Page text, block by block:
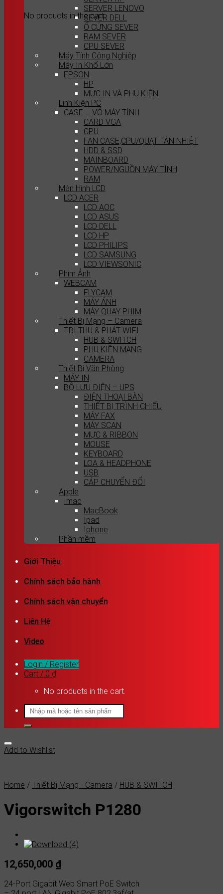
No products in the cart.
SERVER LENOVO
SEVER DELL
Ổ CỨNG SEVER
RAM SEVER
CPU SEVER
Máy Tính Công Nghiệp
Máy In Khổ Lớn
EPSON
HP
MỰC IN VÀ PHỤ KIỆN
Linh Kiện PC
CASE – VỎ MÁY TÍNH
CARD VGA
CPU
FAN CASE,CPU/QUẠT TẢN NHIỆT
HDD & SSD
MAINBOARD
POWER/NGUỒN MÁY TÍNH
RAM
Màn Hình LCD
LCD ACER
LCD AOC
LCD ASUS
LCD DELL
LCD HP
LCD PHILIPS
LCD SAMSUNG
LCD VIEWSONIC
Phim Ảnh
WEBCAM
FLYCAM
MÁY ẢNH
MÁY QUAY PHIM
Thiết Bị Mạng – Camera
T.BI THU & PHÁT WIFI
HUB & SWITCH
PHỤ KIỆN MẠNG
CAMERA
Thiết Bị Văn Phòng
MÁY IN
BỘ LƯU ĐIỆN – UPS
ĐIỆN THOẠI BÀN
THIẾT BỊ TRÌNH CHIẾU
MÁY FAX
MÁY SCAN
MỰC & RIBBON
MOUSE
KEYBOARD
LOA & HEADPHONE
USB
CÁP CHUYỂN ĐỔI
Apple
Imac
MacBook
Ipad
Iphone
Phần mềm
Giới Thiệu
Chính sách bảo hành
Chính sách vận chuyển
Liên Hệ
Video
Login / Register
Cart / 0 ₫
No products in the cart.
Search
for:
Add to Wishlist
Home / Thiết Bị Mạng - Camera / HUB & SWITCH
Vigorswitch P1280
12,650,000 ₫
24-Port Gigabit Web Smart PoE Switch